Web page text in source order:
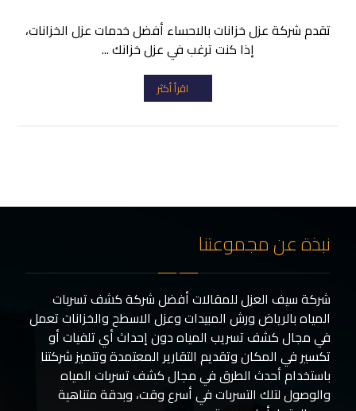
تقدم شركة عزل خزانات بالاحساء أفضل خدمات عزل الخزانات،
إذا كنت ترغب في عزل خزانك ...
اقرأ أكثر
نبذة عن مجموعتنا
شركة سيف العزل للمقالات أفضل شركة كشف تسربات
المياه بالرياض ورش المبيدات وعزل الاسطح والخزانات تعمل
في مجال كشف تسريب المياه دون إحداث أي تلفيات أو
تكسير في المكان وتقديم التقارير المعتمدة وتتميز شركتنا
باستخدام أحدث الطرق في مجال كشف تسربات المياه
والوصول لتلك التسربات في أسرع وقت، وبدقة متناهية